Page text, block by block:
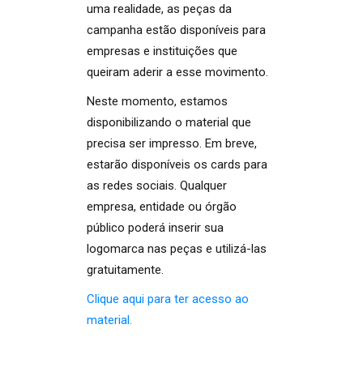
uma realidade, as peças da
campanha estão disponíveis para
empresas e instituições que
queiram aderir a esse movimento.
Neste momento, estamos
disponibilizando o material que
precisa ser impresso. Em breve,
estarão disponíveis os cards para
as redes sociais. Qualquer
empresa, entidade ou órgão
público poderá inserir sua
logomarca nas peças e utilizá-las
gratuitamente.
Clique aqui para ter acesso ao
material.